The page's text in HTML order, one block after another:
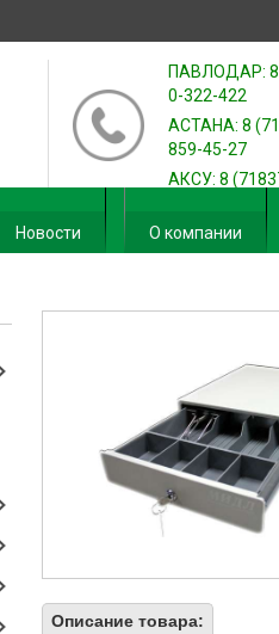
ПАВЛОДАР: 8
0-322-422
АСТАНА: 8
859-45-27
АКСУ: 8
Новости О компании
Описание товара: